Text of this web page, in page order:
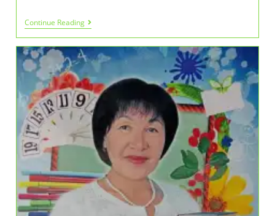
Continue ReadingСөз
Зергерін
Ұлықтау
Байқауы
Өтті